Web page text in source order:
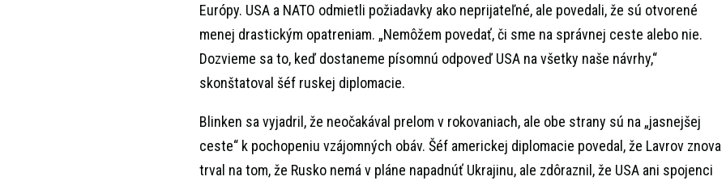
Európy. USA a NATO odmietli požiadavky ako neprijateľné, ale povedali, že sú otvorené
menej drastickým opatreniam. „Nemôžem povedať, či sme na správnej ceste alebo nie.
Dozvieme sa to, keď dostaneme písomnú odpoveď USA na všetky naše návrhy,“
skonštatoval šéf ruskej diplomacie.
Blinken sa vyjadril, že neočakával prelom v rokovaniach, ale obe strany sú na „jasnejšej
ceste“ k pochopeniu vzájomných obáv. Šéf americkej diplomacie povedal, že Lavrov znova
trval na tom, že Rusko nemá v pláne napadnúť Ukrajinu, ale zdôraznil, že USA ani spojenci